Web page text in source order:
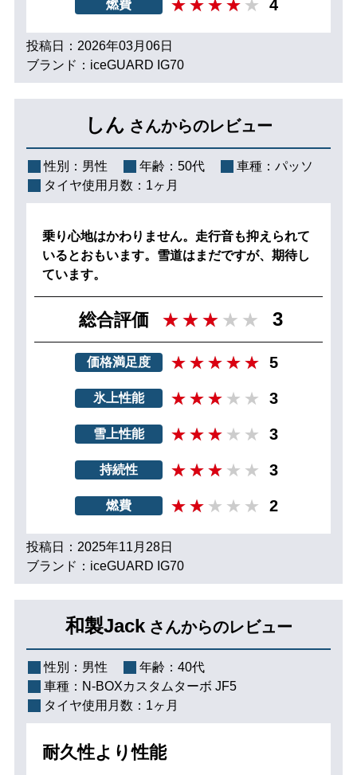
燃費 4
投稿日：2026年03月06日
ブランド：iceGUARD IG70
しん さんからのレビュー
性別： 男性 年齢： 50代 車種： パッソ
タイヤ使用月数： 1ヶ月
乗り心地はかわりません。走行音も抑えられて
いるとおもいます。雪道はまだですが、期待し
ています。
総合評価 3
価格満足度 5
氷上性能 3
雪上性能 3
持続性 3
燃費 2
投稿日：2025年11月28日
ブランド：iceGUARD IG70
和製Jack さんからのレビュー
性別： 男性 年齢： 40代
車種： N-BOXカスタムターボ JF5
タイヤ使用月数： 1ヶ月
耐久性より性能